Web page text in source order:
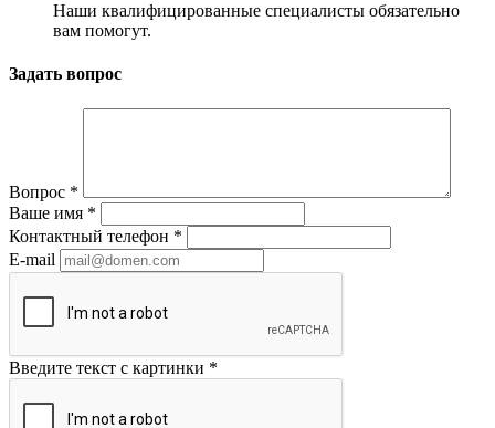
Наши квалифицированные специалисты обязательно
вам помогут.
Задать вопрос
Вопрос *
Ваше имя *
Контактный телефон *
E-mail
Введите текст с картинки *